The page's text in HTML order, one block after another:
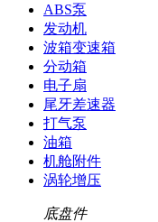
ABS泵
发动机
波箱变速箱
分动箱
电子扇
尾牙差速器
打气泵
油箱
机舱附件
涡轮增压
底盘件